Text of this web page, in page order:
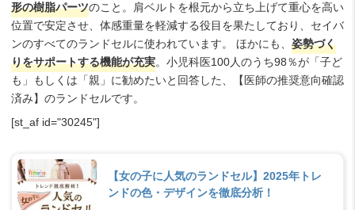
形の樹脂パーツのこと。肩ベルトを根元から立ち上げて重心を高い
位置で安定させ、体感重量を軽減する役目を果たしており、セイバ
ンのすべてのランドセルに使われています。 ほかにも、 姿勢づく
りをサポートする機能が充実。小児科医100人のうち98％が「子ど
も」もしくは「親」に勧めたいと回答した、【医師の推奨意向確認
済み】のランドセルです。
[st_af id="30245"]
【女の子に人気のランドセル】2025年トレ
ンドの色・デザインを徹底分析！